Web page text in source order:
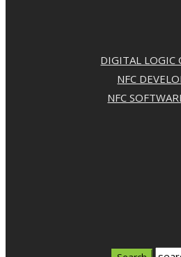
DIGITAL LOGIC
NFC
NFC